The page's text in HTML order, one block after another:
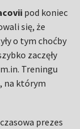
pod koniec
się, że
o tym choćby
zaczęły
Treningu
na którym
prezes